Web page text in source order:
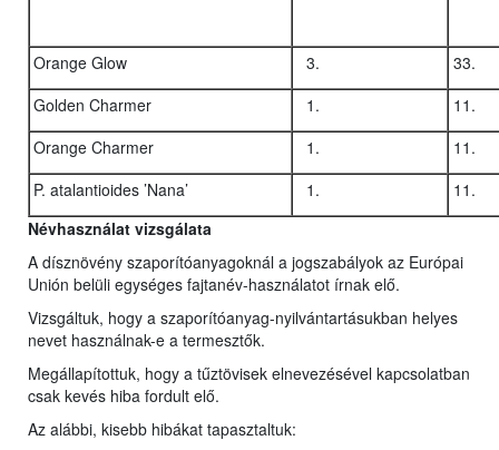
Orange Glow
Golden Charmer
Orange Charmer
P. atalantioides ’Nana’
Névhasználat vizsgálata
A dísznövény szaporítóanyagoknál a jogszabályok az Európai
Unión belüli egységes fajtanév-használatot írnak elő.
Vizsgáltuk, hogy a szaporítóanyag-nyilvántartásukban helyes
nevet használnak-e a termesztők.
Megállapítottuk, hogy a tűztövisek elnevezésével kapcsolatban
csak kevés hiba fordult elő.
Az alábbi, kisebb hibákat tapasztaltuk: